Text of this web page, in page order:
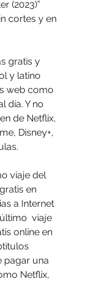
(2023)”
cortes y en
y latino
web como
día. Y no
de Netflix,
Disney+,
en
a Internet
viaje
online en
pagar una
Netflix,